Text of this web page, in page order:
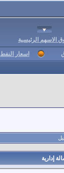
الاسهم الرئيسية
اسعار النفط
إدارية